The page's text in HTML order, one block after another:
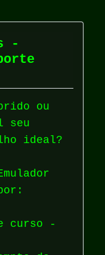
-
ou
seu
ideal?
curso -